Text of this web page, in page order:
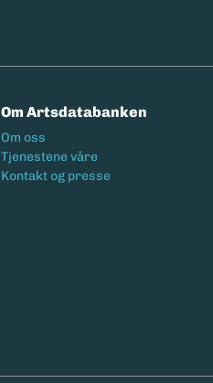
Om Artsdatabanken
Footermeny
Om oss
Tjenestene våre
Kontakt og presse